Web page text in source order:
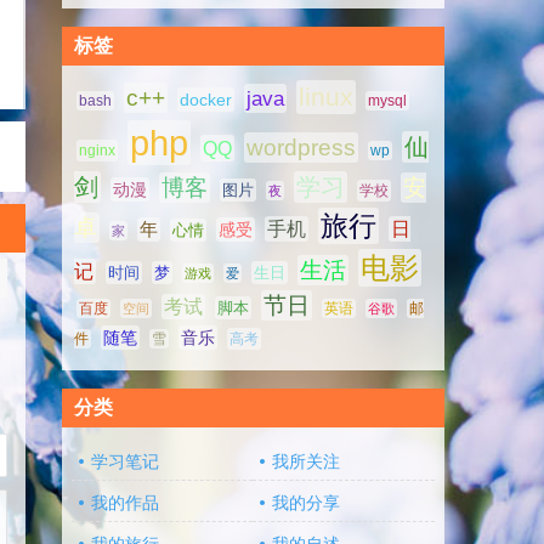
标签
bash c++ docker java linux mysql
nginx php QQ wordpress wp
仙
剑
动漫 博客 图片 夜 学习 学校
安
卓
家 年 心情 感受 手机 旅行 日
记 时间 梦 游戏 爱 生日 生活 电影
百度 空间 考试 脚本 节日 英语 谷歌 邮
件 随笔 雪 音乐 高考
分类
学习笔记 我所关注
我的作品 我的分享